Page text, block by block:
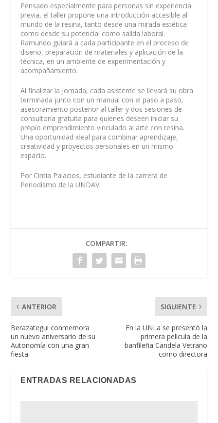
Pensado especialmente para personas sin experiencia
previa, el taller propone una introducción accesible al
mundo de la resina, tanto desde una mirada estética
como desde su potencial como salida laboral.
Ramundo guiará a cada participante en el proceso de
diseño, preparación de materiales y aplicación de la
técnica, en un ambiente de experimentación y
acompañamiento.
Al finalizar la jornada, cada asistente se llevará su obra
terminada junto con un manual con el paso a paso,
asesoramiento posterior al taller y dos sesiones de
consultoría gratuita para quienes deseen iniciar su
propio emprendimiento vinculado al arte con resina.
Una oportunidad ideal para combinar aprendizaje,
creatividad y proyectos personales en un mismo
espacio.
Por Cintia Palacios, estudiante de la carrera de
Periodismo de la UNDAV
COMPARTIR:
ANTERIOR
Berazategui conmemora
un nuevo aniversario de su
Autonomía con una gran
fiesta
SIGUIENTE
En la UNLa se presentó la
primera película de la
banfileña Candela Vetrano
como directora
ENTRADAS RELACIONADAS